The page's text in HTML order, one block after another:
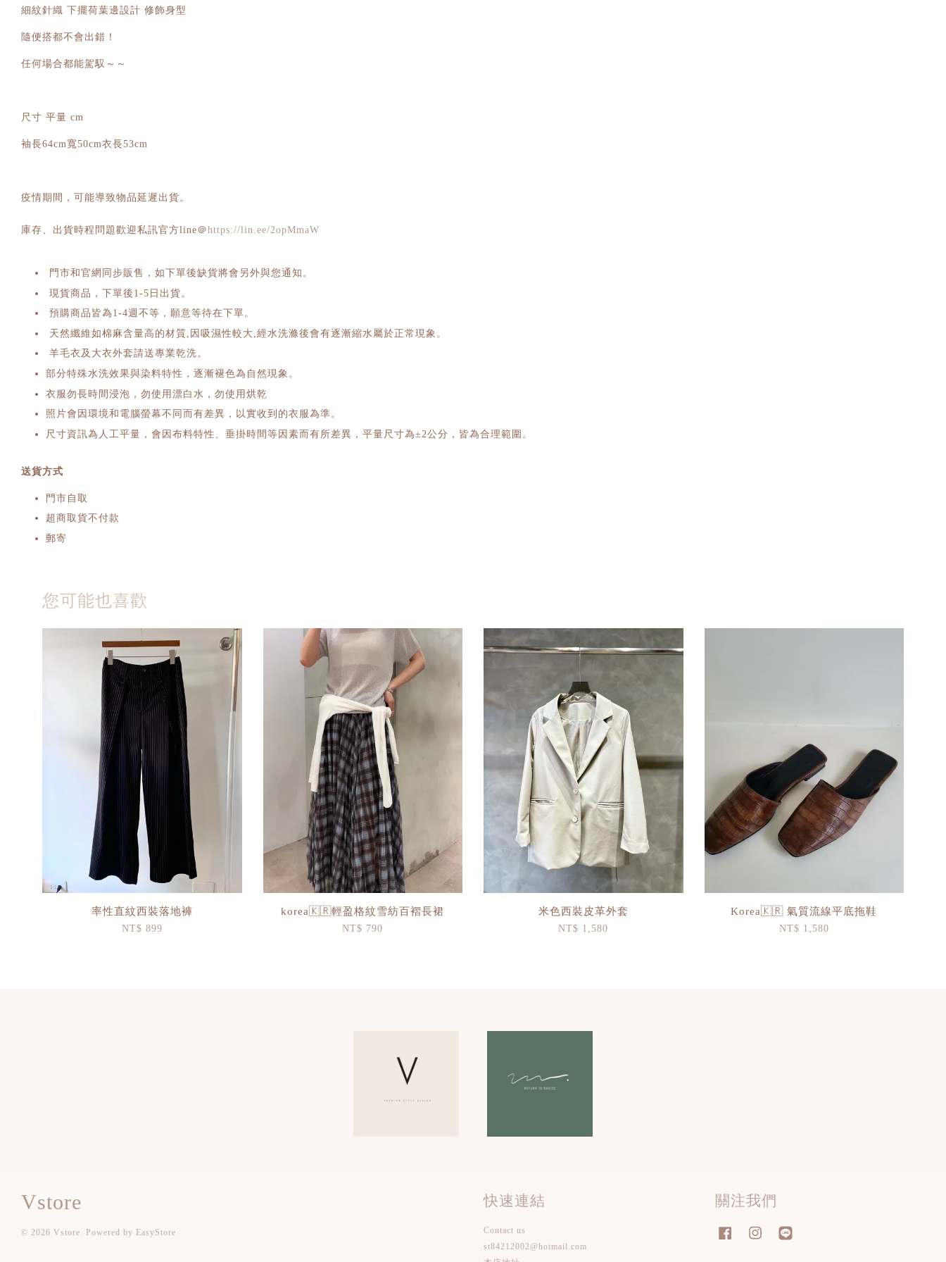
細紋針織 下擺荷葉邊設計 修飾身型
隨便搭都不會出錯！
任何場合都能駕馭～～
尺寸 平量 cm
袖長64cm寬50cm衣長53cm
疫情期間，可能導致物品延遲出貨。
庫存、出貨時程問題歡迎私訊官方line＠ https://lin.ee/2opMmaW
門市和官網同步販售，如下單後缺貨將會另外與您通知。
現貨商品，下單後1-5日出貨。
預購商品皆為1-4週不等，願意等待在下單。
天然纖維如棉麻含量高的材質,因吸濕性較大,經水洗滌後會有逐漸縮水屬於正常現象。
羊毛衣及大衣外套請送專業乾洗。
部分特殊水洗效果與染料特性，逐漸褪色為自然現象。
衣服勿長時間浸泡，勿使用漂白水，勿使用烘乾
照片會因環境和電腦螢幕不同而有差異，以實收到的衣服為準。
尺寸資訊為人工平量，會因布料特性、垂掛時間等因素而有所差異，平量尺寸為±2公分，皆為合理範圍。
送貨方式
門市自取
超商取貨不付款
郵寄
您可能也喜歡
率性直紋西裝落地褲
NT$ 899
korea🇰🇷輕盈格紋雪紡百褶長裙
NT$ 790
米色西裝皮革外套
NT$ 1,580
Korea🇰🇷 氣質流線平底拖鞋
NT$ 1,580
Vstore
© 2026 Vstore. Powered by EasyStore
快速連結
Contact us
st84212002@hotmail.com
關注我們
Facebook Instagram